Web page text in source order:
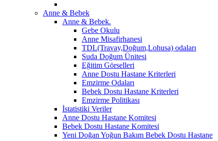
Anne & Bebek
Anne & Bebek.
Gebe Okulu
Anne Misafirhanesi
TDL(Travay,Doğum,Lohusa) odaları
Suda Doğum Ünitesi
Eğitim Görselleri
Anne Dostu Hastane Kriterleri
Emzirme Odaları
Bebek Dostu Hastane Kriterleri
Emzirme Politikası
İstatistiki Veriler
Anne Dostu Hastane Komitesi
Bebek Dostu Hastane Komitesi
Yeni Doğan Yoğun Bakım Bebek Dostu Hastane